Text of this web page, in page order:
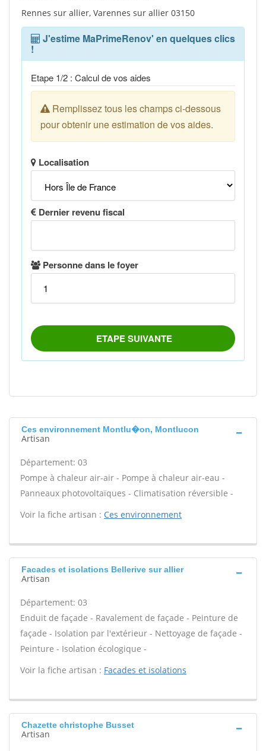
Rennes sur allier, Varennes sur allier 03150
Ces environnement Montlu�on, Montlucon
Artisan
Département: 03
Pompe à chaleur air-air - Pompe à chaleur air-eau -
Panneaux photovoltaïques - Climatisation réversible -
Voir la fiche artisan : Ces environnement
Facades et isolations Bellerive sur allier
Artisan
Département: 03
Enduit de façade - Ravalement de façade - Peinture de
façade - Isolation par l'extérieur - Nettoyage de façade -
Peinture - Isolation écologique -
Voir la fiche artisan : Facades et isolations
Chazette christophe Busset
Artisan